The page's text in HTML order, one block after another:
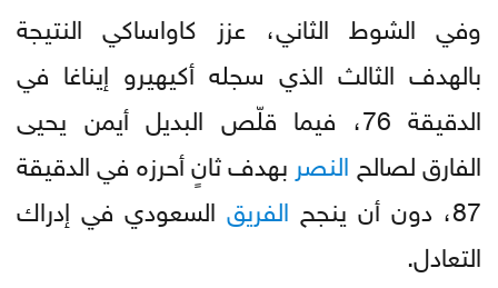
وفي الشوط الثاني، عزز كاواساكي النتيجة
بالهدف الثالث الذي سجله أكيهيرو إيناغا في
الدقيقة 76، فيما قلّص البديل أيمن يحيى
الفارق لصالح النصر بهدف ثانٍ أحرزه في الدقيقة
87، دون أن ينجح
الفريق السعودي في إدراك
التعادل.